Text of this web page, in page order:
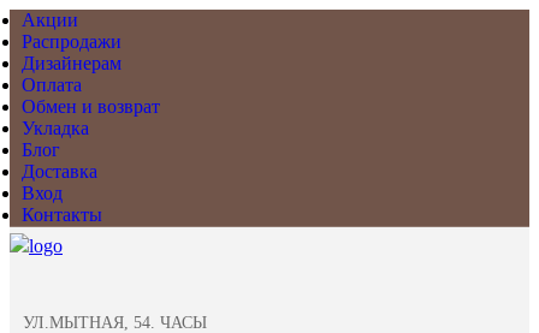
Акции
Распродажи
Дизайнерам
Оплата
Обмен и возврат
Укладка
Блог
Доставка
Вход
Контакты
УЛ.МЫТНАЯ, 54. ЧАСЫ